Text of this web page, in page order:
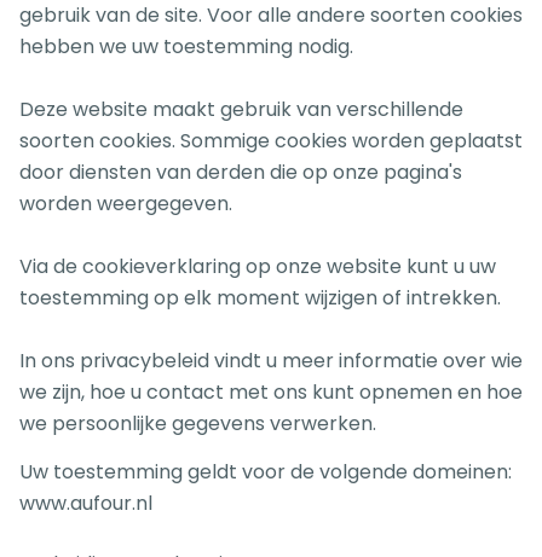
gebruik van de site. Voor alle andere soorten cookies
hebben we uw toestemming nodig.
Deze website maakt gebruik van verschillende
soorten cookies. Sommige cookies worden geplaatst
door diensten van derden die op onze pagina's
worden weergegeven.
Via de cookieverklaring op onze website kunt u uw
toestemming op elk moment wijzigen of intrekken.
In ons privacybeleid vindt u meer informatie over wie
we zijn, hoe u contact met ons kunt opnemen en hoe
we persoonlijke gegevens verwerken.
Uw toestemming geldt voor de volgende domeinen:
www.aufour.nl